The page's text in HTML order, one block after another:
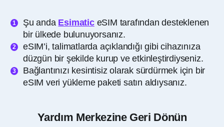
Şu anda EsimaticeSIM tarafından desteklenen
bir ülkede bulunuyorsanız.
eSIM’i, talimatlarda açıklandığı gibi cihazınıza
düzgün bir şekilde kurup ve etkinleştirdiyseniz.
Bağlantınızı kesintisiz olarak sürdürmek için bir
eSIM veri yükleme paketi satın aldıysanız.
Yardım Merkezine Geri Dönün